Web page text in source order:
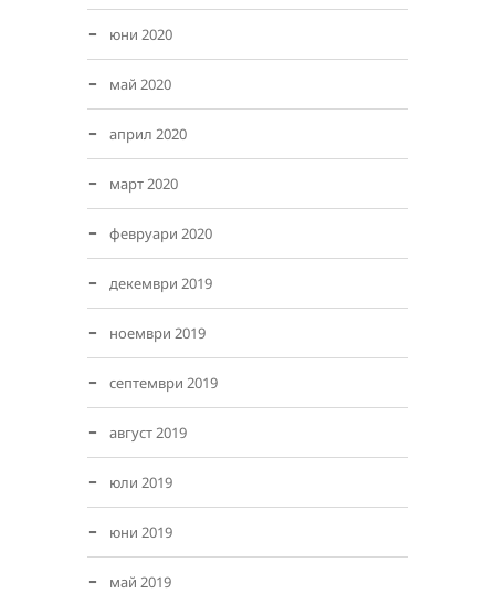
юни 2020
май 2020
април 2020
март 2020
февруари 2020
декември 2019
ноември 2019
септември 2019
август 2019
юли 2019
юни 2019
май 2019